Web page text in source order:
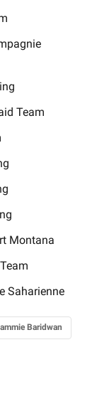
Team
Montana
Saharienne
Baridwan